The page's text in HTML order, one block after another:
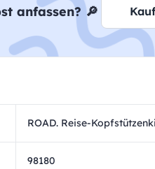
anfassen? 🔎
ROAD. Reise-
98180